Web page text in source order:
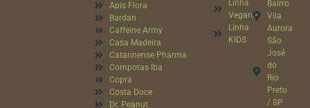
Apis Flora
Bardan
Caffeine Army
Casa Madeira
Catarinense Pharma
Compotas Iba
Copra
Costa Doce
Dr. Peanut
Linha
Vegana
Linha
KIDS
Bairro
Vila
Aurora
São
José
do
Rio
Preto
/ SP